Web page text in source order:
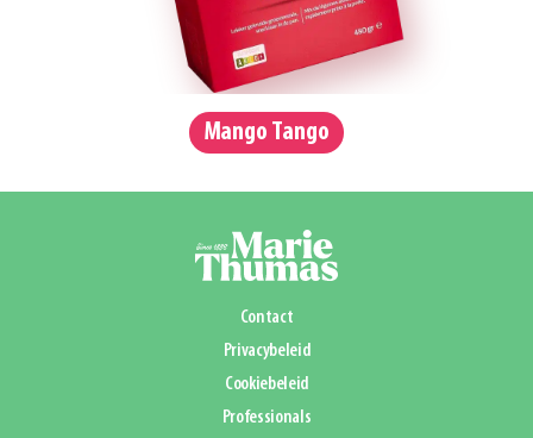
Mango Tango
Contact
Privacybeleid
Cookiebeleid
Professionals